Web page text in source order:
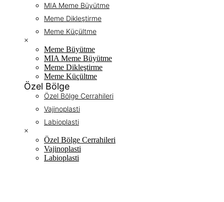
MIA Meme Büyütme
Meme Dikleştirme
Meme Küçültme
×
Meme Büyütme
MIA Meme Büyütme
Meme Dikleştirme
Meme Küçültme
Özel Bölge
Özel Bölge Cerrahileri
Vajinoplasti
Labioplasti
×
Özel Bölge Cerrahileri
Vajinoplasti
Labioplasti